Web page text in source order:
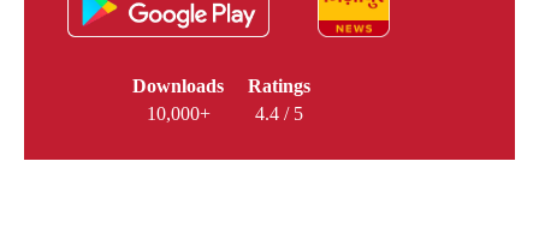
Downloads
10,000+
Ratings
4.4 / 5